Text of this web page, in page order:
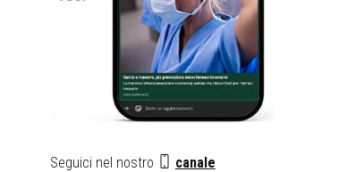
Seguici nel nostro
canale